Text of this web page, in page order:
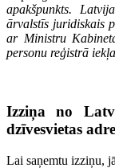
apakšpunkts.
ārvalstīs juridiskais
ar Ministru
personu reģistrā
Izziņa no
dzīvesvietas
Lai saņemtu izziņu,